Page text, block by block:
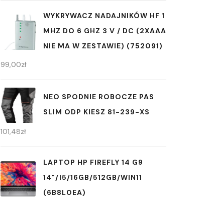
WYKRYWACZ NADAJNIKÓW HF 1
MHZ DO 6 GHZ 3 V / DC (2XAAA
NIE MA W ZESTAWIE) (752091)
99,00zł
NEO SPODNIE ROBOCZE PAS
SLIM ODP KIESZ 81-239-XS
101,48zł
LAPTOP HP FIREFLY 14 G9
14"/I5/16GB/512GB/WIN11
(6B8L0EA)